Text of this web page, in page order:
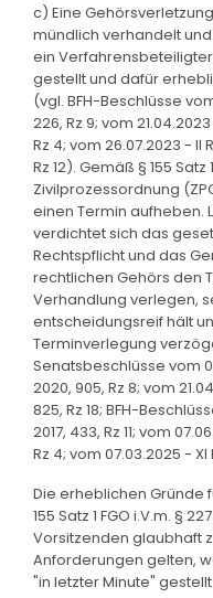
c) Eine
mündlich verhandelt
ein
gestellt und dafür
(vgl. BFH-Beschlüsse vom
226, Rz 9; vom
Rz 4; vom 26.07.2023 - II R
Rz 12). Gemäß § 155 Satz
Zivilprozessordnung
einen Termin aufheben.
verdichtet sich das
Rechtspflicht und das
rechtlichen Gehörs den
Verhandlung verlegen,
entscheidungsreif hält
Terminverlegung
Senatsbeschlüsse vom
2020, 905, Rz 8; vom
825, Rz 18; BFH-
2017, 433, Rz 11; vom
Rz 4; vom 07.03.2025 - XI
Die erheblichen Gründe
155 Satz 1 FGO i.V.m. §
Vorsitzenden glaubhaft
Anforderungen gelten,
"in letzter Minute"